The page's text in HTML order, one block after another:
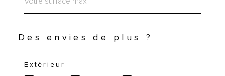
Des envies de plus ?
Extérieur